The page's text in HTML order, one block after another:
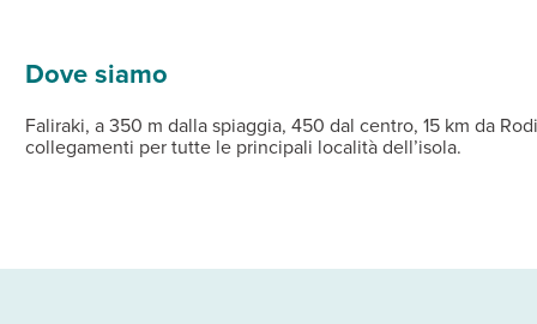
Dove siamo
Faliraki, a 350 m dalla spiaggia, 450 dal centro, 15 km da
collegamenti per tutte le principali località dell’isola.
a pagamento (teli mare non disponibili).
camere qeen bed (25 m
e uno snack bar a bordo piscina.
a disposizione (teli mare non disponibili). Wi-Fi gratuito